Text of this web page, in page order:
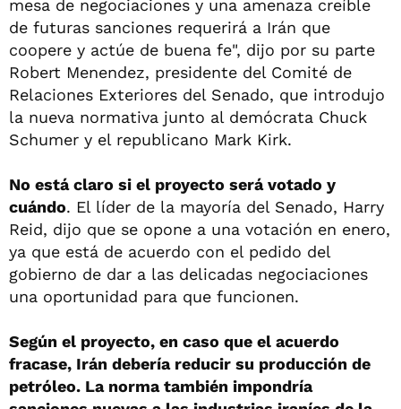
mesa de negociaciones y una amenaza creíble
de futuras sanciones requerirá a Irán que
coopere y actúe de buena fe", dijo por su parte
Robert Menendez, presidente del Comité de
Relaciones Exteriores del Senado, que introdujo
la nueva normativa junto al demócrata Chuck
Schumer y el republicano Mark Kirk.
No está claro si el proyecto será votado y
cuándo. El líder de la mayoría del Senado, Harry
Reid, dijo que se opone a una votación en enero,
ya que está de acuerdo con el pedido del
gobierno de dar a las delicadas negociaciones
una oportunidad para que funcionen.
Según el proyecto, en caso que el acuerdo
fracase, Irán debería reducir su producción de
petróleo. La norma también impondría